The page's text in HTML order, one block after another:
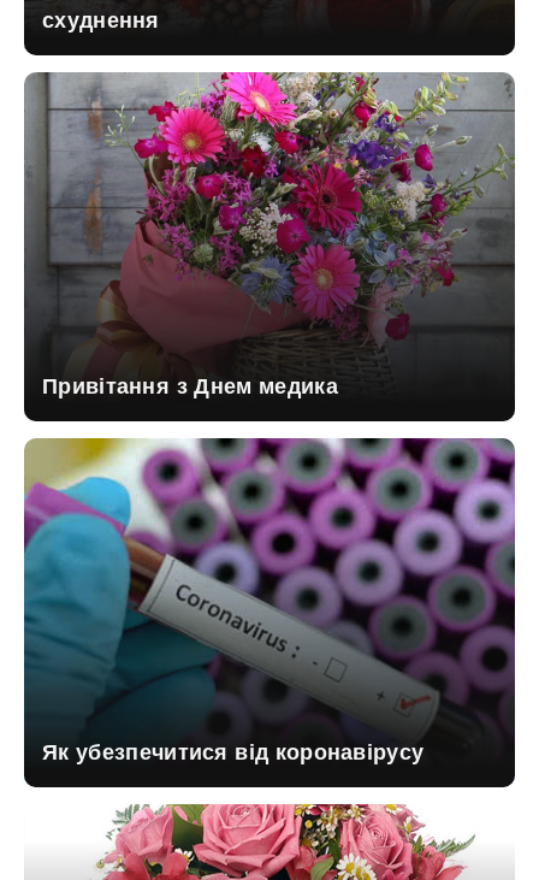
схуднення
Привітання з Днем медика
Як убезпечитися від коронавірусу